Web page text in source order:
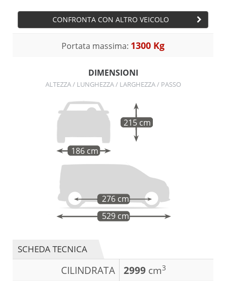
CONFRONTA CON ALTRO VEICOLO
Portata massima: 1300 Kg
DIMENSIONI
ALTEZZA / LUNGHEZZA / LARGHEZZA / PASSO
186 cm
215 cm
529 cm
276 cm
SCHEDA TECNICA
CILINDRATA 2999 cm3